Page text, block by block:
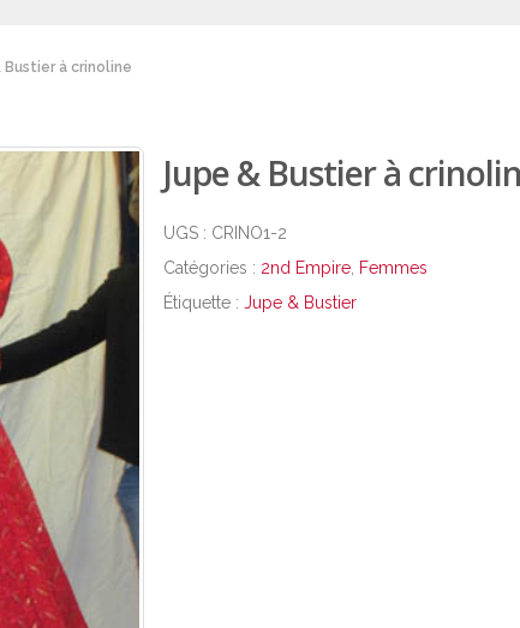
Bustier à crinoline
Jupe & Bustier à
UGS : CRINO1-2
Catégories : 2nd Empire, Femmes
Étiquette : Jupe & Bustier